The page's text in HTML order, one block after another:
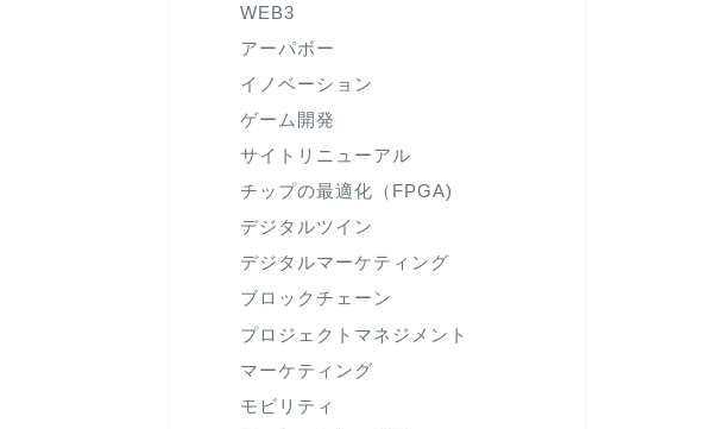
WEB3
アーパボー
イノベーション
ゲーム開発
サイトリニューアル
チップの最適化（FPGA)
デジタルツイン
デジタルマーケティング
ブロックチェーン
プロジェクトマネジメント
マーケティング
モビリティ